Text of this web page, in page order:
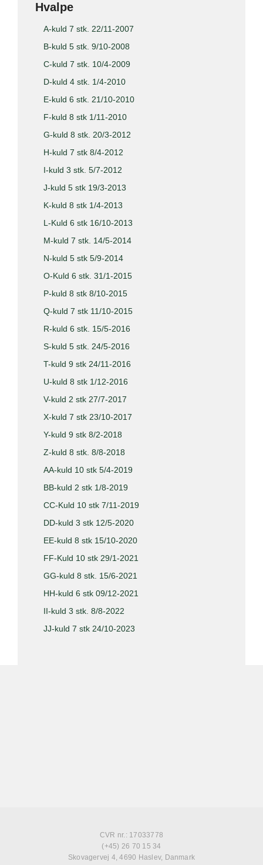
Hvalpe
A-kuld 7 stk. 22/11-2007
B-kuld 5 stk. 9/10-2008
C-kuld 7 stk. 10/4-2009
D-kuld 4 stk. 1/4-2010
E-kuld 6 stk. 21/10-2010
F-kuld 8 stk 1/11-2010
G-kuld 8 stk. 20/3-2012
H-kuld 7 stk 8/4-2012
I-kuld 3 stk. 5/7-2012
J-kuld 5 stk 19/3-2013
K-kuld 8 stk 1/4-2013
L-Kuld 6 stk 16/10-2013
M-kuld 7 stk. 14/5-2014
N-kuld 5 stk 5/9-2014
O-Kuld 6 stk. 31/1-2015
P-kuld 8 stk 8/10-2015
Q-kuld 7 stk 11/10-2015
R-kuld 6 stk. 15/5-2016
S-kuld 5 stk. 24/5-2016
T-kuld 9 stk 24/11-2016
U-kuld 8 stk 1/12-2016
V-kuld 2 stk 27/7-2017
X-kuld 7 stk 23/10-2017
Y-kuld 9 stk 8/2-2018
Z-kuld 8 stk. 8/8-2018
AA-kuld 10 stk 5/4-2019
BB-kuld 2 stk 1/8-2019
CC-Kuld 10 stk 7/11-2019
DD-kuld 3 stk 12/5-2020
EE-kuld 8 stk 15/10-2020
FF-Kuld 10 stk 29/1-2021
GG-kuld 8 stk. 15/6-2021
HH-kuld 6 stk 09/12-2021
II-kuld 3 stk. 8/8-2022
JJ-kuld 7 stk 24/10-2023
CVR nr.: 17033778
(+45) 26 70 15 34
Skovagervej 4, 4690 Haslev, Danmark